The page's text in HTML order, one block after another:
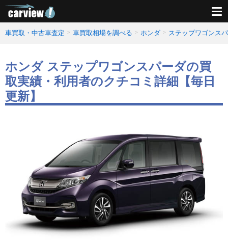
車買取・中古車査定 車買取相場を調べる ホンダ ステップワゴンス
ホンダ ステップワゴンスパーダの買
取実績・利用者のクチコミ詳細【毎日
更新】